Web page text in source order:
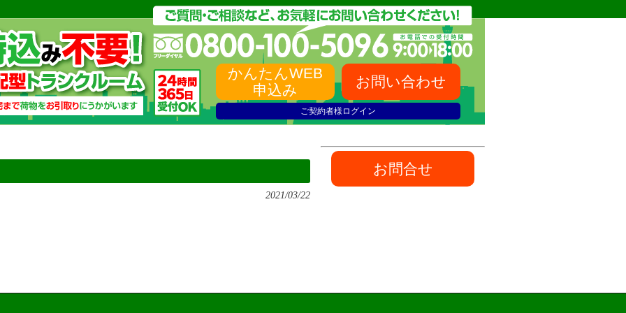
かんたんWEB
申込み
お問い合わせ
ご契約者様ログイン
2021/03/22
お問合せ